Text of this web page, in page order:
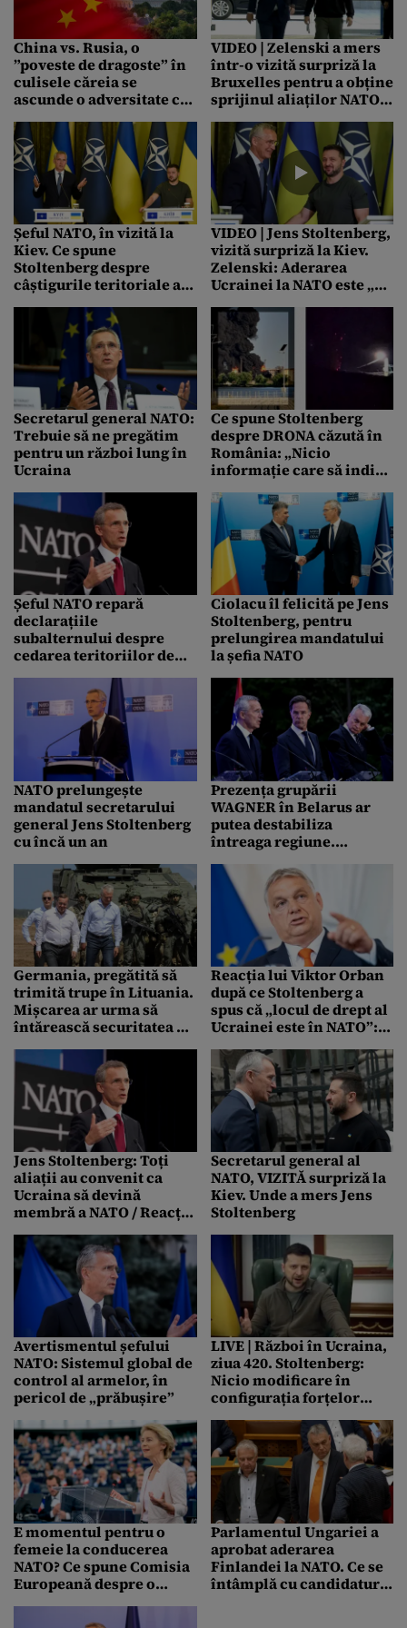
China vs. Rusia, o
”poveste de dragoste” în
culisele căreia se
ascunde o adversitate cu
VIDEO | Zelenski a mers
într-o vizită surpriză la
Bruxelles pentru a obține
sprijinul aliaților NATO/
de 200 mil. de dolari
Șeful NATO, în vizită la
Kiev. Ce spune
Stoltenberg despre
câștigurile teritoriale ale
România
VIDEO | Jens Stoltenberg,
vizită surpriză la Kiev.
Zelenski: Aderarea
Ucrainei la NATO este „o
Secretarul general NATO:
Trebuie să ne pregătim
pentru un război lung în
Ucraina
Ce spune Stoltenberg
despre DRONA căzută în
România: „Nicio
informație care să indice
Rusiei” Când a informat
țara noastră NATO
Șeful NATO repară
declarațiile
subalternului despre
cedarea teritoriilor de
către Ucraina. „Pentru o
pace durabilă, sprijinul
militar este calea”
Ciolacu îl felicită pe Jens
Stoltenberg, pentru
prelungirea mandatului
la șefia NATO
NATO prelungește
mandatul secretarului
general Jens Stoltenberg
cu încă un an
Prezența grupării
WAGNER în Belarus ar
putea destabiliza
întreaga regiune.
multor membri NATO
Germania, pregătită să
trimită trupe în Lituania.
Mișcarea ar urma să
întărească securitatea pe
Reacția lui Viktor Orban
după ce Stoltenberg a
spus că „locul de drept al
Ucrainei este în NATO”:
Jens Stoltenberg: Toți
aliații au convenit ca
Ucraina să devină
membră a NATO / Reacția
Secretarul general al
NATO, VIZITĂ surpriză la
Kiev. Unde a mers Jens
Stoltenberg
Avertismentul șefului
NATO: Sistemul global de
control al armelor, în
pericol de „prăbușire”
LIVE | Război în Ucraina,
ziua 420. Stoltenberg:
Nicio modificare în
configurația forțelor
Avem justificare pentru
cheltuieli
E momentul pentru o
femeie la conducerea
NATO? Ce spune Comisia
Europeană despre o
Ursulei von der Leyen
Parlamentul Ungariei a
aprobat aderarea
Finlandei la NATO. Ce se
întâmplă cu candidatura